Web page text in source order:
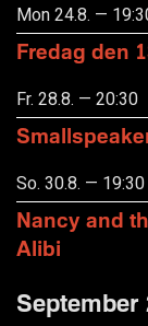
Mon 24.8. —
Fredag den
Fr. 28.8. — 20:30
So. 30.8. — 19:30
Nancy and
Alibi
September